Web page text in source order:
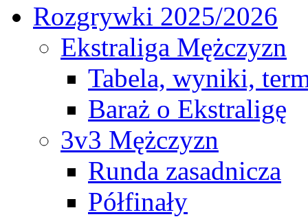
Rozgrywki 2025/2026
Ekstraliga Mężczyzn
Tabela, wyniki,
Baraż o Ekstraligę
3v3 Mężczyzn
Runda zasadnicza
Półfinały